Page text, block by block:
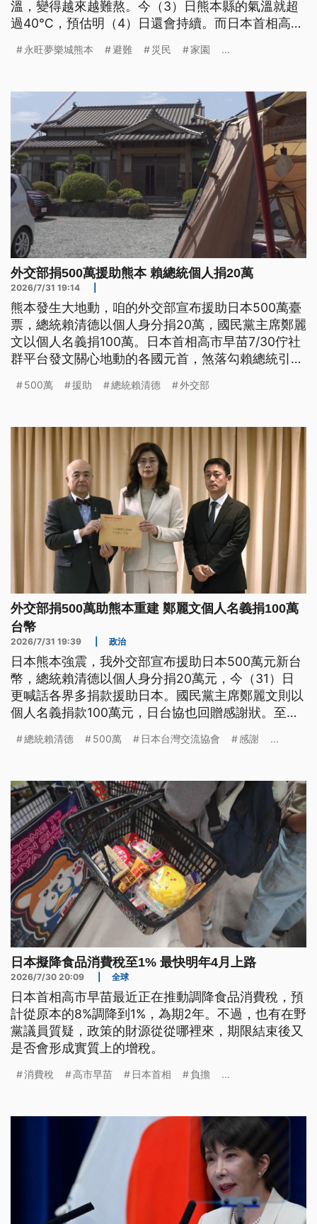
溫，變得越來越難熬。今（3）日熊本縣的氣溫就超
過40℃，預估明（4）日還會持續。而日本首相高市
需求。
永旺夢樂城熊本 避難 災民 家園 ...
外交部捐500萬援助熊本 賴總統個人捐20萬
2026/7/31 19:14
熊本發生大地動，咱的外交部宣布援助日本500萬臺
票，總統賴清德以個人身分捐20萬，國民黨主席鄭麗
文以個人名義捐100萬。日本首相高市早苗7/30佇社
群平台發文關心地動的各國元首，煞落勾賴總統引起
各國，感謝名單有特別講著臺灣。(新聞標題、導言
500萬 援助 總統賴清德 外交部
外交部捐500萬助熊本重建 鄭麗文個人名義捐100萬
台幣
2026/7/31 19:39 政治
日本熊本強震，我外交部宣布援助日本500萬元新台
幣，總統賴清德以個人身分捐20萬元，今（31）日
更喊話各界多捐款援助日本。國民黨主席鄭麗文則以
個人名義捐款100萬元，日台協也回贈感謝狀。至於
心地震的各國元首，因遺漏賴清德，一度引發網路議
中點名台灣。
總統賴清德 500萬 日本台灣交流協會 感謝 ...
日本擬降食品消費稅至1% 最快明年4月上路
2026/7/30 20:09 全球
日本首相高市早苗最近正在推動調降食品消費稅，預
計從原本的8%調降到1%，為期2年。不過，也有在野
黨議員質疑，政策的財源從從哪裡來，期限結束後又
是否會形成實質上的增稅。
消費稅 高市早苗 日本首相 負擔 ...